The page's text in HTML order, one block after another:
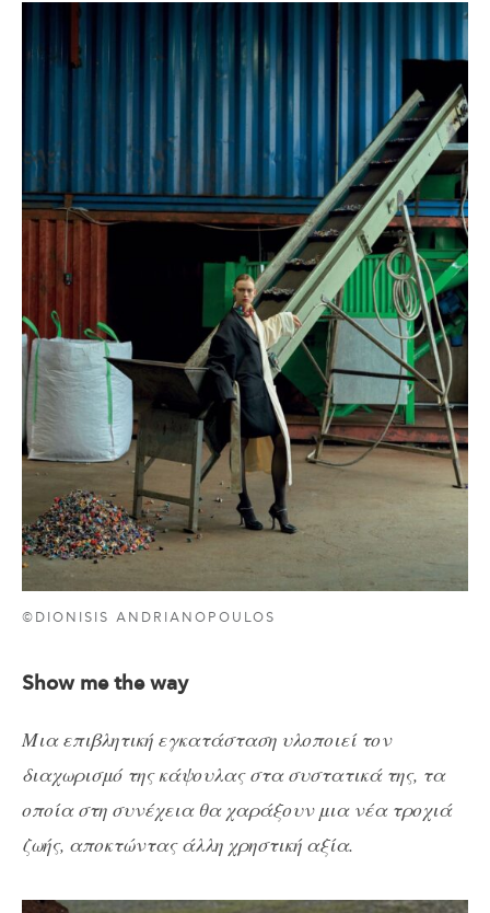
©DIONISIS ANDRIANOPOULOS
Show me the way
Μια επιβλητική εγκατάσταση υλοποιεί τον
διαχωρισμό της κάψουλας στα συστατικά της, τα
οποία στη συνέχεια θα χαράξουν μια νέα τροχιά
ζωής, αποκτώντας άλλη χρηστική αξία.